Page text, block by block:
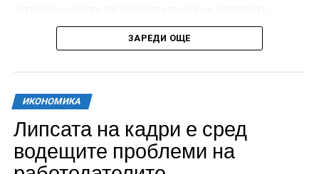
младите хора и гостите на Габрово.
ЗАРЕДИ ОЩЕ
ИКОНОМИКА
Липсата на кадри е сред
водещите проблеми на